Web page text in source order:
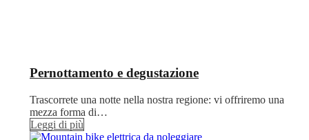
Pernottamento e degustazione
Trascorrete una notte nella nostra regione: vi offriremo una
mezza forma di…
Leggi di più